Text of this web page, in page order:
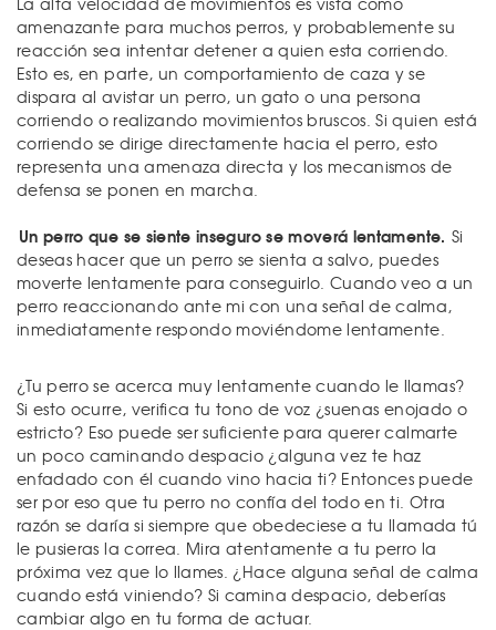
amenazante para muchos perros, y probablemente su
reacción sea intentar detener a quien esta corriendo.
Esto es, en parte, un comportamiento de caza y se
dispara al avistar un perro, un gato o una persona
corriendo o realizando movimientos bruscos. Si quien está
corriendo se dirige directamente hacia el perro, esto
representa una amenaza directa y los mecanismos de
defensa se ponen en marcha.
Un perro que se siente inseguro se moverá lentamente. Si
deseas hacer que un perro se sienta a salvo, puedes
moverte lentamente para conseguirlo. Cuando veo a un
perro reaccionando ante mi con una señal de calma,
inmediatamente respondo moviéndome lentamente.
¿Tu perro se acerca muy lentamente cuando le llamas?
Si esto ocurre, verifica tu tono de voz ¿suenas enojado o
estricto? Eso puede ser suficiente para querer calmarte
un poco caminando despacio ¿alguna vez te haz
enfadado con él cuando vino hacia ti? Entonces puede
ser por eso que tu perro no confía del todo en ti. Otra
razón se daría si siempre que obedeciese a tu llamada tú
le pusieras la correa. Mira atentamente a tu perro la
próxima vez que lo llames. ¿Hace alguna señal de calma
cuando está viniendo? Si camina despacio, deberías
cambiar algo en tu forma de actuar.